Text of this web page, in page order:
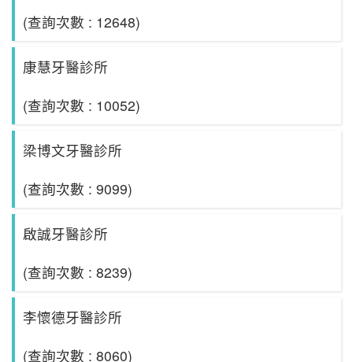
(查詢次數 : 12648)
康慧牙醫診所
(查詢次數 : 10052)
梁博文牙醫診所
(查詢次數 : 9099)
啟誠牙醫診所
(查詢次數 : 8239)
李懷德牙醫診所
(查詢次數 : 8060)